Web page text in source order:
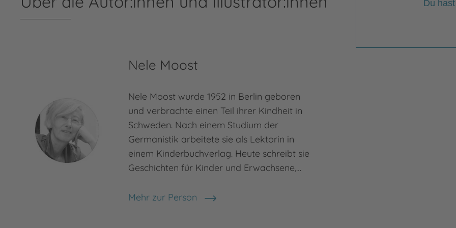
Du
Nele Moost
Nele Moost wurde 1952 in Berlin geboren
und verbrachte einen Teil ihrer Kindheit in
Schweden. Nach einem Studium der
Germanistik arbeitete sie als Lektorin in
einem Kinderbuchverlag. Heute schreibt sie
Geschichten für Kinder und Erwachsene,…
Mehr zur Person
Nele Moost